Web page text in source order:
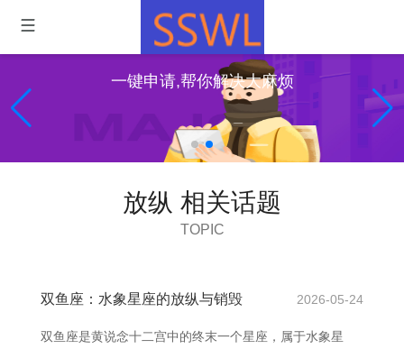
一键申请,帮你解决大麻烦
放纵 相关话题
TOPIC
双鱼座：水象星座的放纵与销毁 2026-05-24
双鱼座是黄说念十二宫中的终末一个星座，属于水象星